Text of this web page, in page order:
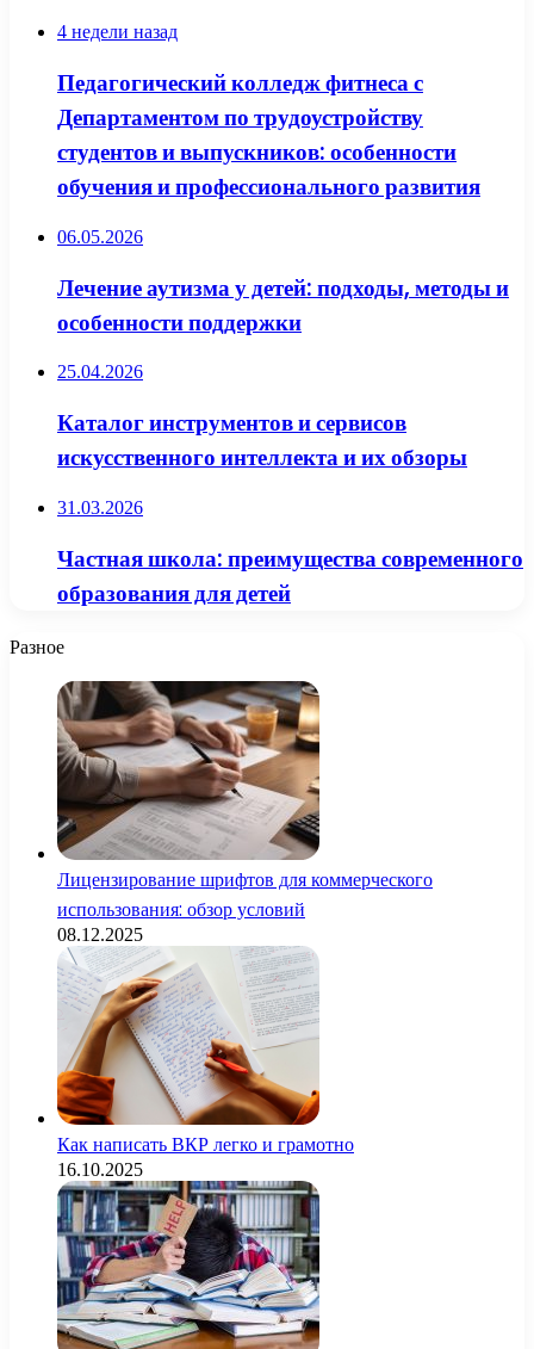
4 недели назад
Педагогический колледж фитнеса с
Департаментом по трудоустройству
студентов и выпускников: особенности
обучения и профессионального развития
06.05.2026
Лечение аутизма у детей: подходы, методы и
особенности поддержки
25.04.2026
Каталог инструментов и сервисов
искусственного интеллекта и их обзоры
31.03.2026
Частная школа: преимущества современного
образования для детей
Разное
Лицензирование шрифтов для коммерческого
использования: обзор условий
08.12.2025
Как написать ВКР легко и грамотно
16.10.2025